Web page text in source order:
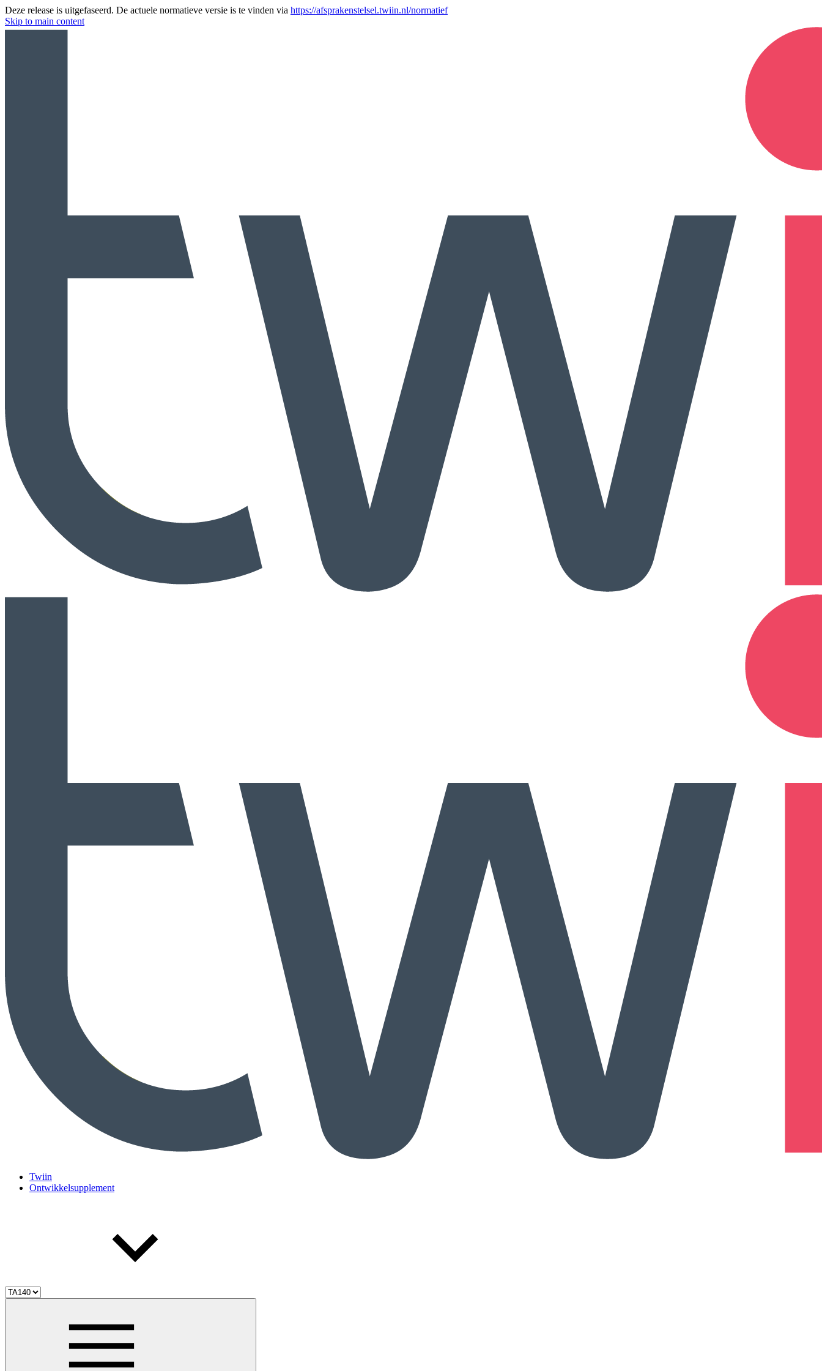
Deze release is uitgefaseerd. De actuele normatieve versie is te vinden via https://afsprakenstelsel.twiin.nl/normatief
Skip to main content
Twiin
Ontwikkelsupplement